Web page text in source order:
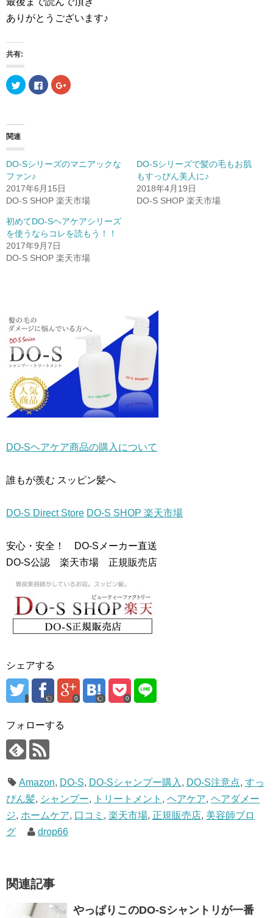
ありがとうございます♪
共有:
ク
リ
T
t
e
r
で
共
有
(
新
い
ウ
ィ
ン
ド
ウ
F
a
す
は
ク
リ
ッ
し
て
く
だ
さ
い
ウ
で
ま
す
)
ク
リ
e
+
(
新
い
ウ
ィ
ウ
で
関連
DO-Sシリーズのマニアックな
ファン♪
2017年6月15日
DO-S SHOP 楽天市場
DO-Sシリーズで髪の毛もお肌
もすっぴん美人に♪
2018年4月19日
DO-S SHOP 楽天市場
初めてDO-Sヘアケアシリーズ
を使うならコレを読もう！！
2017年9月7日
DO-S SHOP 楽天市場
DO-Sヘアケア商品の購入について
誰もが羨む スッピン髪へ
DO-S Direct Store DO-S SHOP 楽天市場
安心・安全！ DO-Sメーカー直送
DO-S公認 楽天市場 正規販売店
シェアする
0 0
フォローする
Amazon, DO-S, DO-Sシャンプー購入 , DO-S注意点, すっ
ぴん髪, シャンプー, トリートメント , ヘアケア, ヘアダメー
ジ, ホームケア, 口コミ , 楽天市場, 正規販売店, 美容師ブロ
グ
drop66
関連記事
やっぱりこのDO-Sシャントリが一番